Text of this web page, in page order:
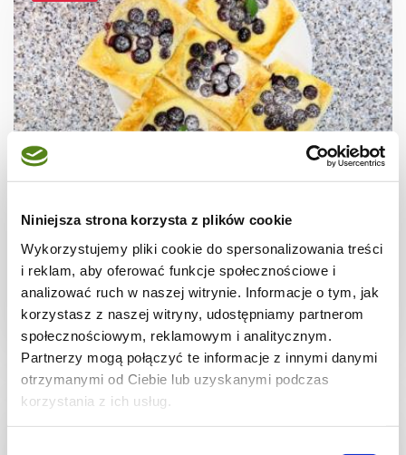
Niniejsza strona korzysta z plików cookie
Wykorzystujemy pliki cookie do spersonalizowania treści
i reklam, aby oferować funkcje społecznościowe i
analizować ruch w naszej witrynie. Informacje o tym, jak
korzystasz z naszej witryny, udostępniamy partnerom
społecznościowym, reklamowym i analitycznym.
Partnerzy mogą połączyć te informacje z innymi danymi
otrzymanymi od Ciebie lub uzyskanymi podczas
korzystania z ich usług.
Ciastka francuskie z borówkami + film
30 min. 1531 kcal 8